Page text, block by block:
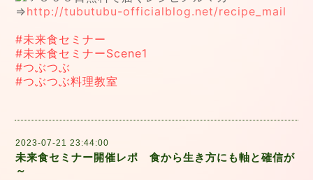
⇒http://tubutubu-officialblog.net/recipe_mail
#未来食セミナー
#未来食セミナーScene1
#つぶつぶ
#つぶつぶ料理教室
2023-07-21 23:44:00
未来食セミナー開催レポ 食から生き方にも軸と確信が
～